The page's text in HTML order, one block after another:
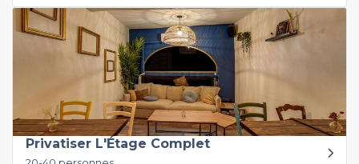
Privatiser L'Étage Complet